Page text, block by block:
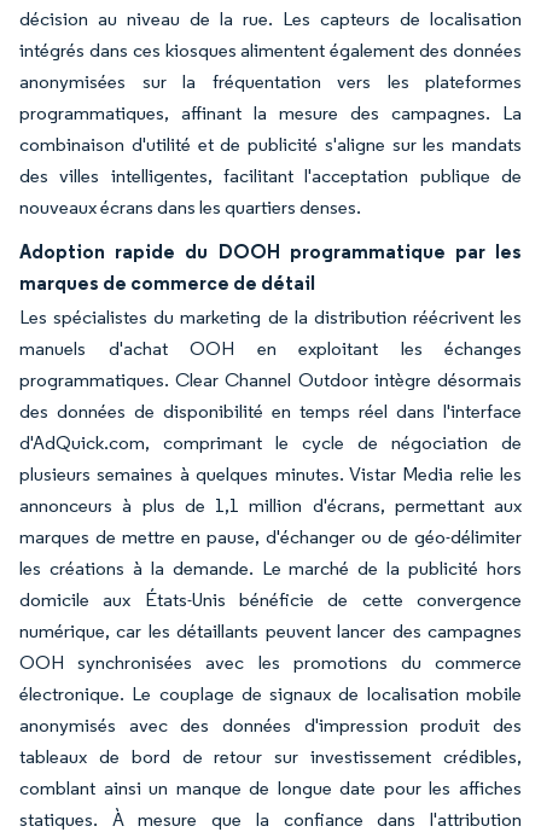
décision au niveau de la rue. Les capteurs de localisation
intégrés dans ces kiosques alimentent également des données
anonymisées sur la fréquentation vers les plateformes
programmatiques, affinant la mesure des campagnes. La
combinaison d'utilité et de publicité s'aligne sur les mandats
des villes intelligentes, facilitant l'acceptation publique de
nouveaux écrans dans les quartiers denses.
Adoption rapide du DOOH programmatique par les
marques de commerce de détail
Les spécialistes du marketing de la distribution réécrivent les
manuels d'achat OOH en exploitant les échanges
programmatiques. Clear Channel Outdoor intègre désormais
des données de disponibilité en temps réel dans l'interface
d'AdQuick.com, comprimant le cycle de négociation de
plusieurs semaines à quelques minutes. Vistar Media relie les
annonceurs à plus de 1,1 million d'écrans, permettant aux
marques de mettre en pause, d'échanger ou de géo-délimiter
les créations à la demande. Le marché de la publicité hors
domicile aux États-Unis bénéficie de cette convergence
numérique, car les détaillants peuvent lancer des campagnes
OOH synchronisées avec les promotions du commerce
électronique. Le couplage de signaux de localisation mobile
anonymisés avec des données d'impression produit des
tableaux de bord de retour sur investissement crédibles,
comblant ainsi un manque de longue date pour les affiches
statiques. À mesure que la confiance dans l'attribution